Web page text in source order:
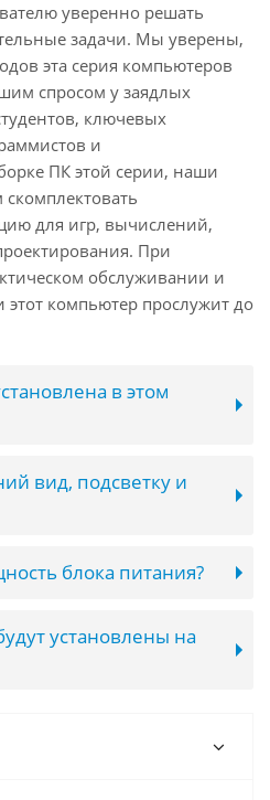
уверенно решать
задачи. Мы уверены,
эта серия компьютеров
спросом у заядлых
ключевых
и
ПК этой серии, наши
для игр, вычислений,
При
обслуживании и
компьютер прослужит до
в этом
вид, подсветку и
блока питания?
установлены на